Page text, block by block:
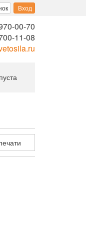
Вход
00-70
11-08